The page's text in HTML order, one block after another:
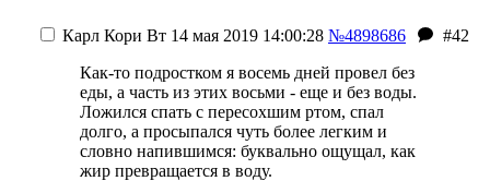
Карл Кори Вт 14 мая 2019 14:00:28 №4898686
#42
Как-то подростком я восемь дней провел без
еды, а часть из этих восьми - еще и без воды.
Ложился спать с пересохшим ртом, спал
долго, а просыпался чуть более легким и
словно напившимся: буквально ощущал, как
жир превращается в воду.